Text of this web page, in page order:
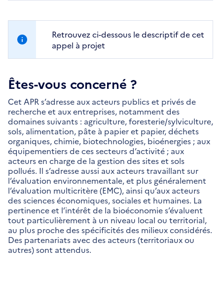
Retrouvez ci-dessous le descriptif de cet
appel à projet
Êtes-vous concerné ?
Cet APR s’adresse aux acteurs publics et privés de
recherche et aux entreprises, notamment des
domaines suivants : agriculture, foresterie/sylviculture,
sols, alimentation, pâte à papier et papier, déchets
organiques, chimie, biotechnologies, bioénergies ; aux
équipementiers de ces secteurs d’activité ; aux
acteurs en charge de la gestion des sites et sols
pollués. Il s’adresse aussi aux acteurs travaillant sur
l’évaluation environnementale, et plus généralement
l’évaluation multicritère (EMC), ainsi qu’aux acteurs
des sciences économiques, sociales et humaines. La
pertinence et l’intérêt de la bioéconomie s’évaluent
tout particulièrement à un niveau local ou territorial,
au plus proche des spécificités des milieux considérés.
Des partenariats avec des acteurs (territoriaux ou
autres) sont attendus.